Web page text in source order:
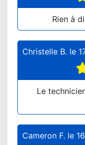
Rien à
Christelle B. le
Le
Cameron F. le